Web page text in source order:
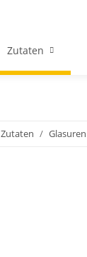
Zutaten
Zutaten Glasuren